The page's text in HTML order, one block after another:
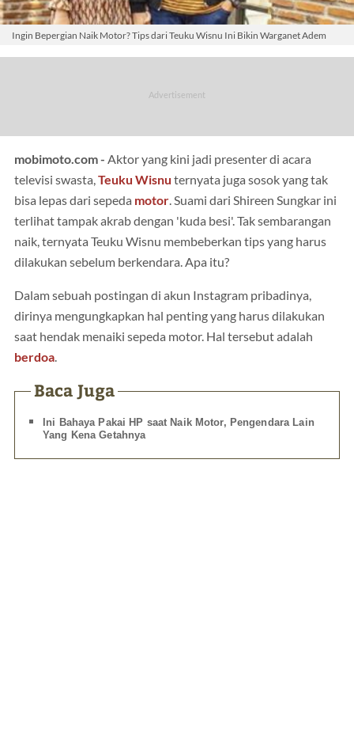
Ingin Bepergian Naik Motor? Tips dari Teuku Wisnu Ini Bikin Warganet Adem
mobimoto.com - Aktor yang kini jadi presenter di acara
televisi swasta,Teuku Wisnu ternyata juga sosok yang tak
bisa lepas dari sepeda motor. Suami dari Shireen Sungkar ini
terlihat tampak akrab dengan 'kuda besi'. Tak sembarangan
naik, ternyata Teuku Wisnu membeberkan tips yang harus
dilakukan sebelum berkendara. Apa itu?
Dalam sebuah postingan di akun Instagram pribadinya,
dirinya mengungkapkan hal penting yang harus dilakukan
saat hendak menaiki sepeda motor. Hal tersebut adalah
berdoa
Baca Juga
Ini Bahaya Pakai HP saat Naik Motor, Pengendara Lain
Yang Kena Getahnya